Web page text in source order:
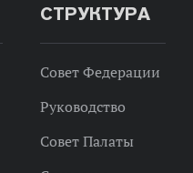
СТРУКТУРА
Совет Федерации
Руководство
Совет Палаты